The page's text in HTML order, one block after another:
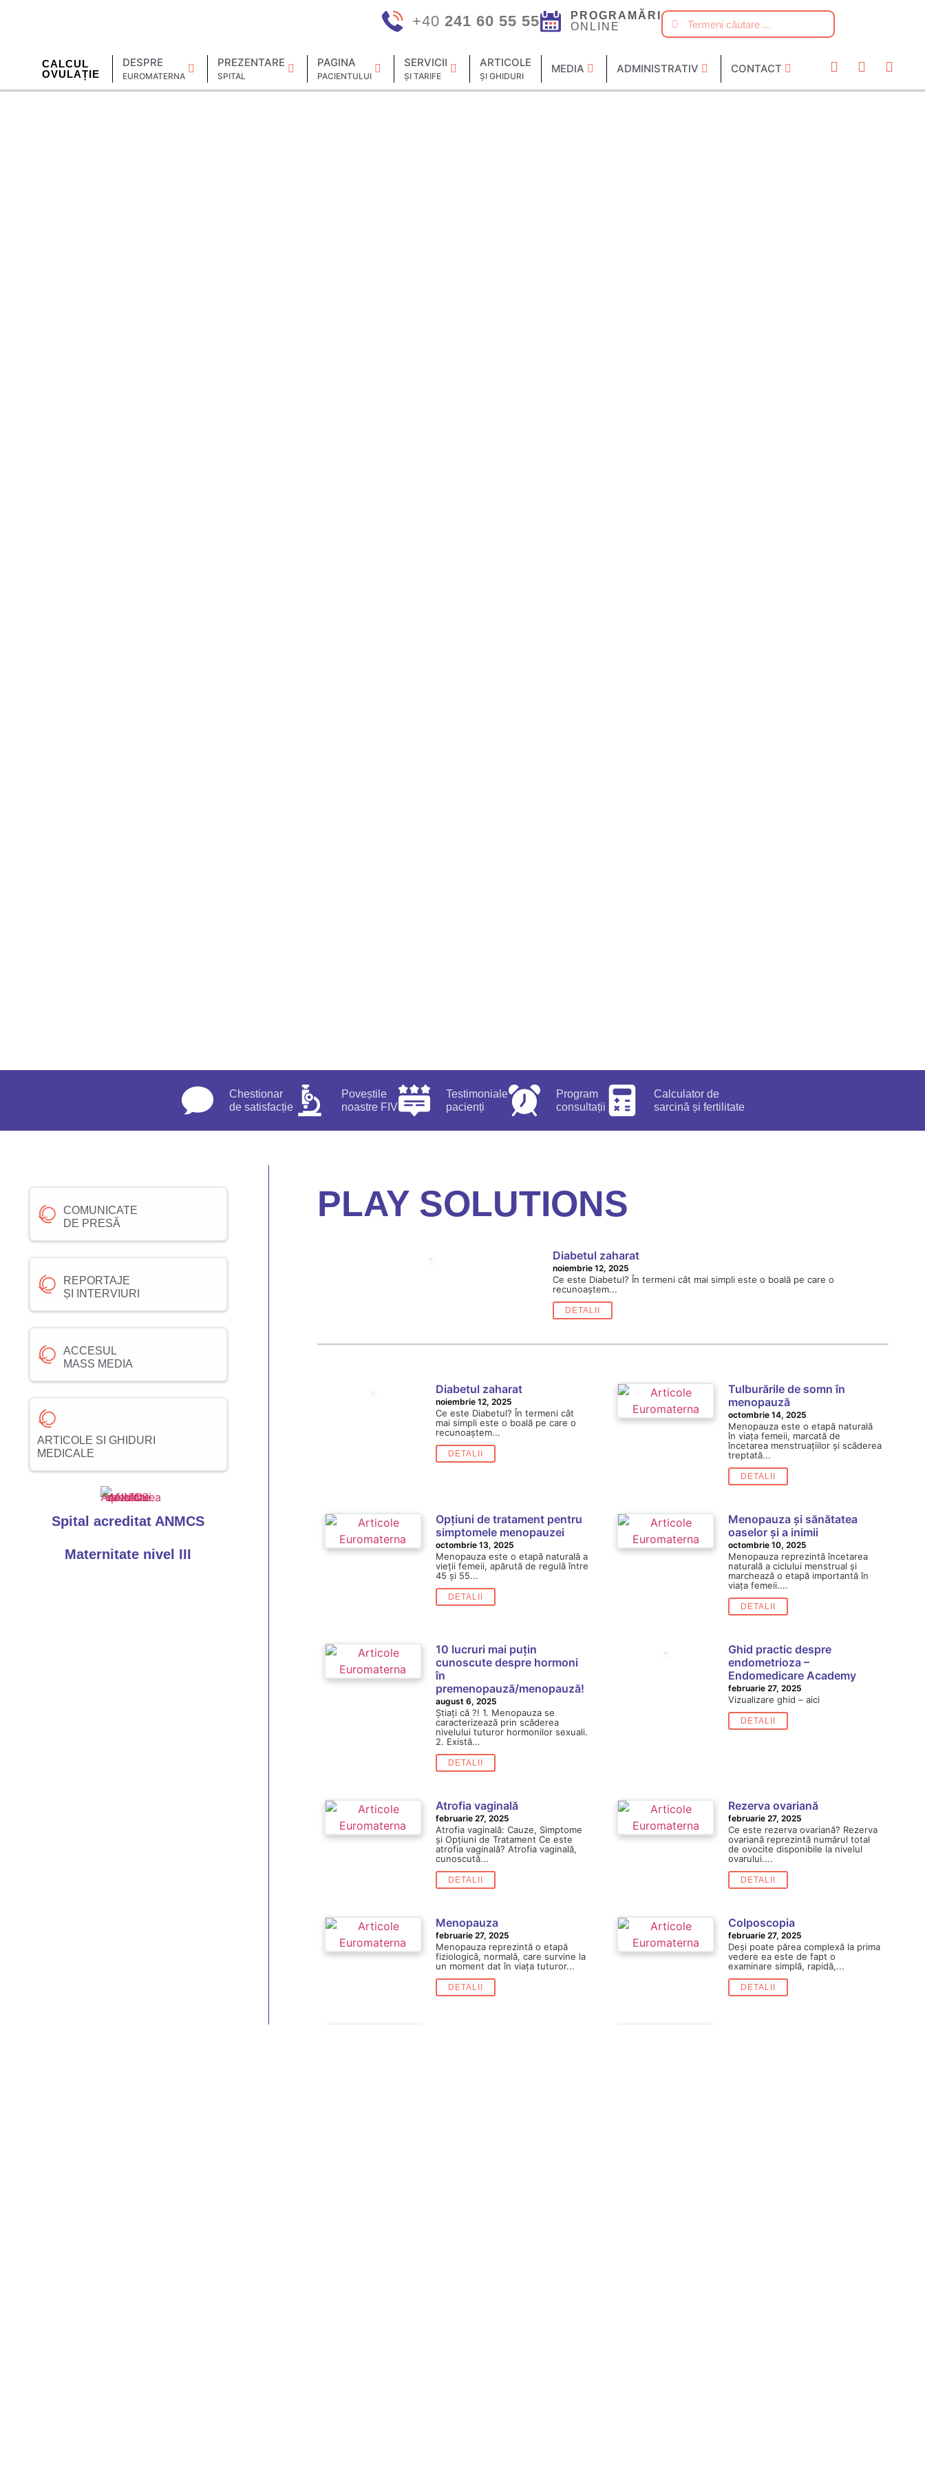
+40241 60 55 55
PROGRAMĂRI
ONLINE
CALCUL
OVULAȚIE
DESPRE
EUROMATERNA
PREZENTARE
SPITAL
PAGINA
PACIENTULUI
SERVICII
ȘI TARIFE
ARTICOLE
ȘI GHIDURI
MEDIA ADMINISTRATIV CONTACT
Chestionar
de satisfacție
Poveștile
noastre FIV
Testimoniale
pacienți
Program
consultații
Calculator de
sarcină și fertilitate
COMUNICATE
DE PRESĂ
REPORTAJE
ȘI INTERVIURI
ACCESUL
MASS MEDIA
ARTICOLE SI GHIDURI
MEDICALE
Spital acreditat ANMCS
Maternitate nivel III
PLAY SOLUTIONS
Diabetul zaharat
noiembrie 12, 2025
Ce este Diabetul? În termeni cât mai simpli este o boală pe care o
recunoaștem...
DETALII
Diabetul zaharat
noiembrie 12, 2025
Ce este Diabetul? În termeni cât
mai simpli este o boală pe care o
recunoaștem...
DETALII
Tulburările de somn în
menopauză
octombrie 14, 2025
Menopauza este o etapă naturală
în viața femeii, marcată de
încetarea menstruațiilor și scăderea
treptată...
DETALII
Opțiuni de tratament pentru
simptomele menopauzei
octombrie 13, 2025
Menopauza este o etapă naturală a
vieții femeii, apărută de regulă între
45 și 55...
DETALII
Menopauza și sănătatea
oaselor și a inimii
octombrie 10, 2025
Menopauza reprezintă încetarea
naturală a ciclului menstrual și
marchează o etapă importantă în
viața femeii....
DETALII
10 lucruri mai puțin
cunoscute despre hormoni
în
premenopauză/menopauză!
august 6, 2025
Știați că ?! 1. Menopauza se
caracterizează prin scăderea
nivelului tuturor hormonilor sexuali.
2. Există...
DETALII
Ghid practic despre
endometrioza –
Endomedicare Academy
februarie 27, 2025
Vizualizare ghid – aici
DETALII
Atrofia vaginală
februarie 27, 2025
Atrofia vaginală: Cauze, Simptome
și Opțiuni de Tratament Ce este
atrofia vaginală? Atrofia vaginală,
cunoscută...
DETALII
Rezerva ovariană
februarie 27, 2025
Ce este rezerva ovariană? Rezerva
ovariană reprezintă numărul total
de ovocite disponibile la nivelul
ovarului....
DETALII
Menopauza
februarie 27, 2025
Menopauza reprezintă o etapă
fiziologică, normală, care survine la
un moment dat în viața tuturor...
DETALII
Colposcopia
februarie 27, 2025
Deși poate părea complexă la prima
vedere ea este de fapt o
examinare simplă, rapidă,...
DETALII